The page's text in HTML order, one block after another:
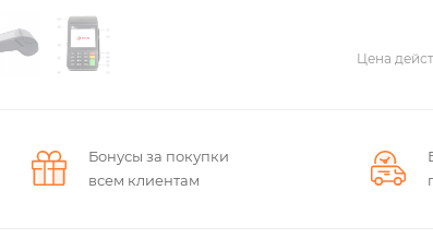
Цена
Бонусы за покупки
всем клиентам